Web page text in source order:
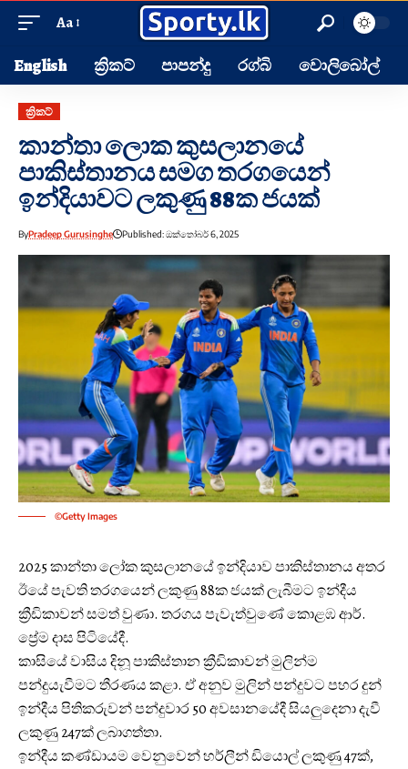
Aa
English ක්‍රිකට් පාපන්දු රග්බි වොලිබෝල්
ක්‍රිකට්
කාන්තා ලොක කුසලානයේ
පාකිස්තානය සමග තරගයෙන්
ඉන්දියාවට ලකුණු 88ක ජයක්
ByPradeep Gurusinghe Published: ඔක්තෝබර් 6, 2025
©Getty Images
2025 කාන්තා ලෝක කුසලානයේ ඉන්දියාව පාකිස්තානය අතර
ඊයේ පැවති තරගයෙන් ලකුණු 88ක ජයක් ලැබීමට ඉන්දීය
ක්‍රීඩිකාවන් සමත් වුණා. තරගය පැවැත්වුණේ කොළඹ ආර්.
ප්‍රේම දාස පිටියේදී.
කාසියේ වාසිය දිනූ පාකිස්තාන ක්‍රීඩිකාවන් මුලින්ම
පන්දුයැවීමට තීරණය කළා. ඒ අනුව මුලින් පන්දුවට පහර දුන්
ඉන්දීය පිතිකරුවන් පන්දුවාර 50 අවසානයේදී සියලුදෙනා දැවී
ලකුණු 247ක් ලබාගත්තා.
ඉන්දීය කණ්ඩායම වෙනුවෙන් හර්ලීන් ඩියොල් ලකුණු 47ක්,